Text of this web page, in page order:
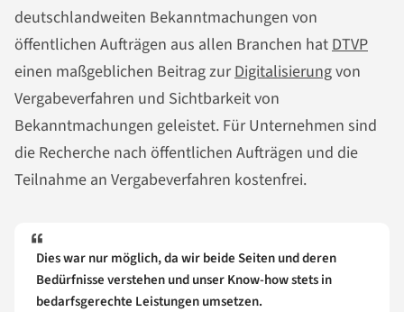
deutschlandweiten Bekanntmachungen von
öffentlichen Aufträgen aus allen Branchen hat DTVP
einen maßgeblichen Beitrag zurDigitalisierungvon
Vergabeverfahren und Sichtbarkeit von
Bekanntmachungen geleistet. Für Unternehmen sind
die Recherche nach öffentlichen Aufträgen und die
Teilnahme an Vergabeverfahren kostenfrei.
Dies war nur möglich, da wir beide Seiten und deren
Bedürfnisse verstehen und unser Know-how stets in
bedarfsgerechte Leistungen umsetzen.